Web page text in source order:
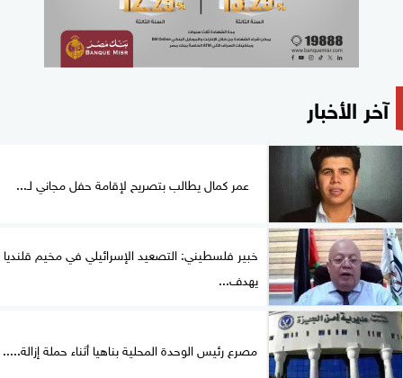
آخر الأخبار
عمر كمال يطالب بتصريح لإقامة حفل مجاني لـ...
خبير فلسطيني: التصعيد الإسرائيلي في مخيم قلنديا
يهدف...
مصرع رئيس الوحدة المحلية بناهيا أثناء حملة إزالة.....